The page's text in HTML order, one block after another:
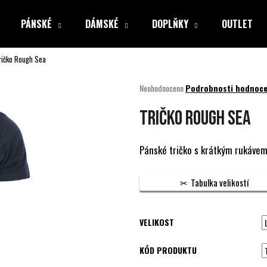
PÁNSKÉ DÁMSKÉ DOPLŇKY OUTLET
Rough Sea
Průměrné
produktu
z
5
NeohodnocenoPodrobnosti
Tričko Rough Sea
Pánské tričko s krátkým
Tabulka velikostí
VELIKOST
KÓD PRODUKTU
Co potřebujete najít?
HLEDAT